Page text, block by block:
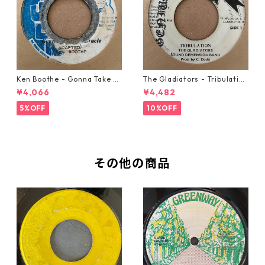
Ken Boothe - Gonna Take A
Miracle【7-21362】
¥4,066
5%OFF
The Gladiators - Tribulation
【7-21365】
¥4,482
10%OFF
その他の商品